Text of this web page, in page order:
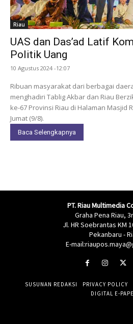
Riau
UAS dan Das’ad Latif
Politik Uang
10 Agustus 2024 -12:07
Ribuan masyarakat dari berbagai
menghadiri Tablig Akbar dan Riau
ke-67 Provinsi Riau di Halaman Masjid
Jumat (9/8).
Baca Selengkapnya
PT. Riau Multimedia
Graha Pena Riau,
Jl. HR Soebrantas KM
Pekanbaru -
E-
SUSUNAN REDAKSI PRIVACY POLICY
DIGITAL E-